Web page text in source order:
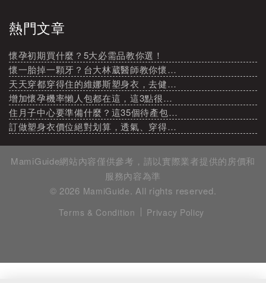
熱門文章
懷孕初期買什麼？5大必需品教你選！
懷一胎掉一顆牙？台大林葳醫師教你懷…
天天穿都穿得住的維娜斯塑身衣，去健…
增加懷孕機率懶人包都在這，這3點很…
住月子中心要準備什麼？這35個待產包…
訂做塑身衣價位絕對划算，透氣、穿得…
MamiGuide網站內容僅供參考，請以實際業者提供的房價和
服務內容為準
© 2026 MamiGuide . All rights reserved.
Terms & Condition Privacy Policy